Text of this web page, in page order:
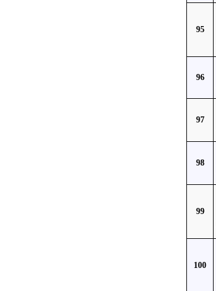
95
96
97
98
99
100